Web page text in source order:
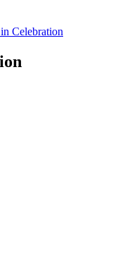
Celebration